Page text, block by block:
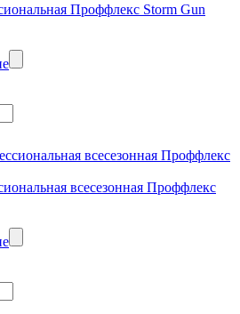
Проффлекс Storm Gun
всесезонная Проффлекс